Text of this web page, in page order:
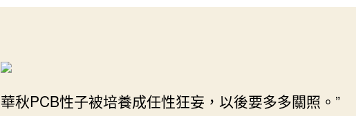
日
直
養
華秋PCB性子被培養成任性狂妄，以後要多多關照。”